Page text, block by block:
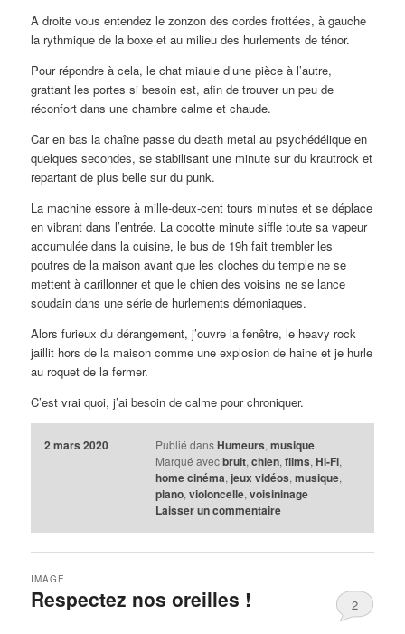
A droite vous entendez le zonzon des cordes frottées, à gauche
la rythmique de la boxe et au milieu des hurlements de ténor.
Pour répondre à cela, le chat miaule d’une pièce à l’autre,
grattant les portes si besoin est, afin de trouver un peu de
réconfort dans une chambre calme et chaude.
Car en bas la chaîne passe du death metal au psychédélique en
quelques secondes, se stabilisant une minute sur du krautrock et
repartant de plus belle sur du punk.
La machine essore à mille-deux-cent tours minutes et se déplace
en vibrant dans l’entrée. La cocotte minute siffle toute sa vapeur
accumulée dans la cuisine, le bus de 19h fait trembler les
poutres de la maison avant que les cloches du temple ne se
mettent à carillonner et que le chien des voisins ne se lance
soudain dans une série de hurlements démoniaques.
Alors furieux du dérangement, j’ouvre la fenêtre, le heavy rock
jaillit hors de la maison comme une explosion de haine et je hurle
au roquet de la fermer.
C’est vrai quoi, j’ai besoin de calme pour chroniquer.
2 mars 2020 Publié dans Humeurs,musique
Marqué avec bruit,chien,films,Hi-Fi,
home cinéma,jeux vidéos,musique,
piano,violoncelle,voisininage
Laisser un commentaire
Respectez nos oreilles !
IMAGE
2